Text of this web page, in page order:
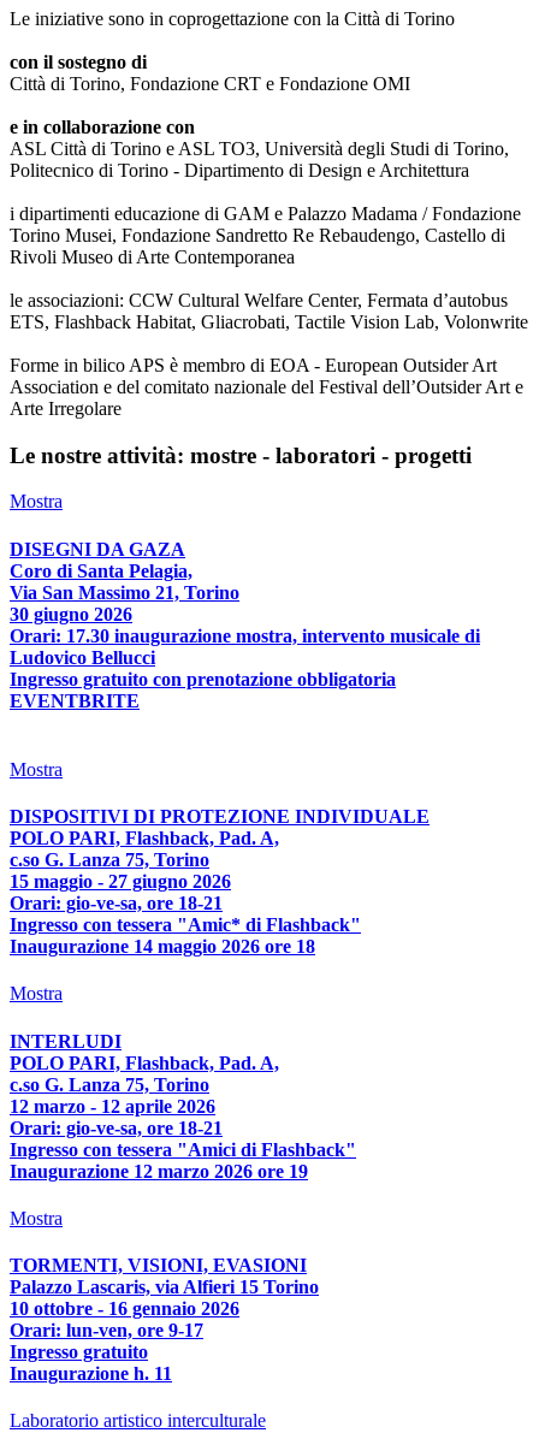
Le iniziative sono in coprogettazione con la Città di Torino
con il sostegno di
Città di Torino, Fondazione CRT e Fondazione OMI
e in collaborazione con
ASL Città di Torino e ASL TO3, Università degli Studi di Torino,
Politecnico di Torino - Dipartimento di Design e Architettura
i dipartimenti educazione di GAM e Palazzo Madama / Fondazione
Torino Musei, Fondazione Sandretto Re Rebaudengo, Castello di
Rivoli Museo di Arte Contemporanea
le associazioni: CCW Cultural Welfare Center, Fermata d’autobus
ETS, Flashback Habitat, Gliacrobati, Tactile Vision Lab, Volonwrite
Forme in bilico APS è membro di EOA - European Outsider Art
Association e del comitato nazionale del Festival dell’Outsider Art e
Arte Irregolare
Le nostre attività: mostre - laboratori - progetti
Mostra
DISEGNI DA GAZA
Coro di Santa Pelagia,
Via San Massimo 21, Torino
30 giugno 2026
Orari: 17.30 inaugurazione mostra, intervento musicale di
Ludovico Bellucci
Ingresso gratuito con prenotazione obbligatoria
EVENTBRITE
Mostra
DISPOSITIVI DI PROTEZIONE INDIVIDUALE
POLO PARI, Flashback, Pad. A,
c.so G. Lanza 75, Torino
15 maggio - 27 giugno 2026
Orari: gio-ve-sa, ore 18-21
Ingresso con tessera "Amic* di Flashback"
Inaugurazione 14 maggio 2026 ore 18
Mostra
INTERLUDI
POLO PARI, Flashback, Pad. A,
c.so G. Lanza 75, Torino
12 marzo - 12 aprile 2026
Orari: gio-ve-sa, ore 18-21
Ingresso con tessera "Amici di Flashback"
Inaugurazione 12 marzo 2026 ore 19
Mostra
TORMENTI, VISIONI, EVASIONI
Palazzo Lascaris, via Alfieri 15 Torino
10 ottobre - 16 gennaio 2026
Orari: lun-ven, ore 9-17
Ingresso gratuito
Inaugurazione h. 11
Laboratorio artistico interculturale